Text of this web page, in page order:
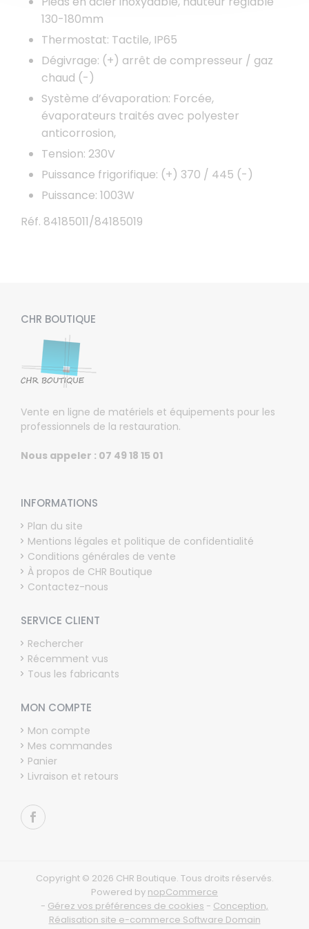
130-180mm
Thermostat: Tactile, IP65
Dégivrage: (+) arrêt de compresseur / gaz
chaud (-)
Système d’évaporation: Forcée,
évaporateurs traités avec polyester
anticorrosion,
Tension: 230V
Puissance frigorifique: (+) 370 / 445 (-)
Puissance: 1003W
Réf. 84185011/84185019
CHR BOUTIQUE
Vente en ligne de matériels et équipements pour les
professionnels de la restauration.
Nous appeler : 07 49 18 15 01
INFORMATIONS
Plan du site
Mentions légales et politique de confidentialité
Conditions générales de vente
À propos de CHR Boutique
Contactez-nous
SERVICE CLIENT
Rechercher
Récemment vus
Tous les fabricants
MON COMPTE
Mon compte
Mes commandes
Panier
Livraison et retours
Copyright © 2026 CHR Boutique. Tous droits réservés.
Powered by nopCommerce
- Gérez vos préférences de cookies - Conception,
Réalisation site e-commerce Software Domain